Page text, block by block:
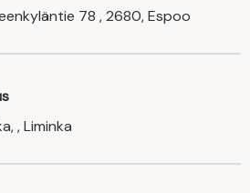
78 , 2680, Espoo
, Liminka